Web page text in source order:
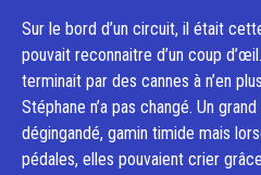
Sur le bord d’un circuit, il était
pouvait reconnaitre d’un coup
terminait par des cannes à n’en
Stéphane n’a pas changé. Un
dégingandé, gamin timide mais
pédales, elles pouvaient crier